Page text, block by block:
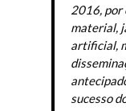
2016, por
material,
artificial,
sucesso